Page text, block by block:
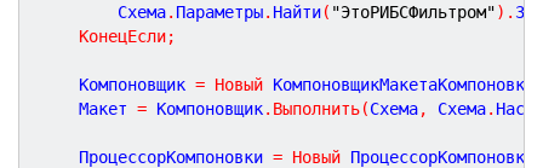
		Схема
. Параметры. Найти( "ЭтоРИБСФильтром") .
КонецЕсли;
	Компоновщик
= Новый
	Макет
= Компоновщик. Выполнить(Схема, Схема.
	ПроцессорКомпоновки
= Новый